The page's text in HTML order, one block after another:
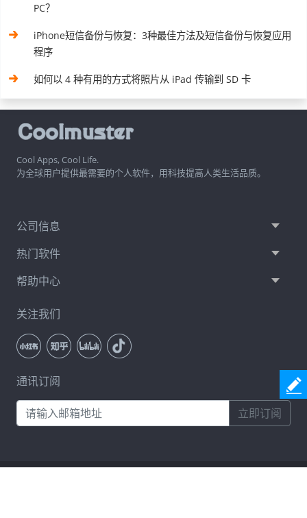
PC？
iPhone短信备份与恢复：3种最佳方法及短信备份与恢复应用
程序
如何以 4 种有用的方式将照片从 iPad 传输到 SD 卡
Cool Apps, Cool Life.
为全球用户提供最需要的个人软件，用科技提高人类生活品质。
公司信息
热门软件
帮助中心
关注我们
通讯订阅
立即订阅